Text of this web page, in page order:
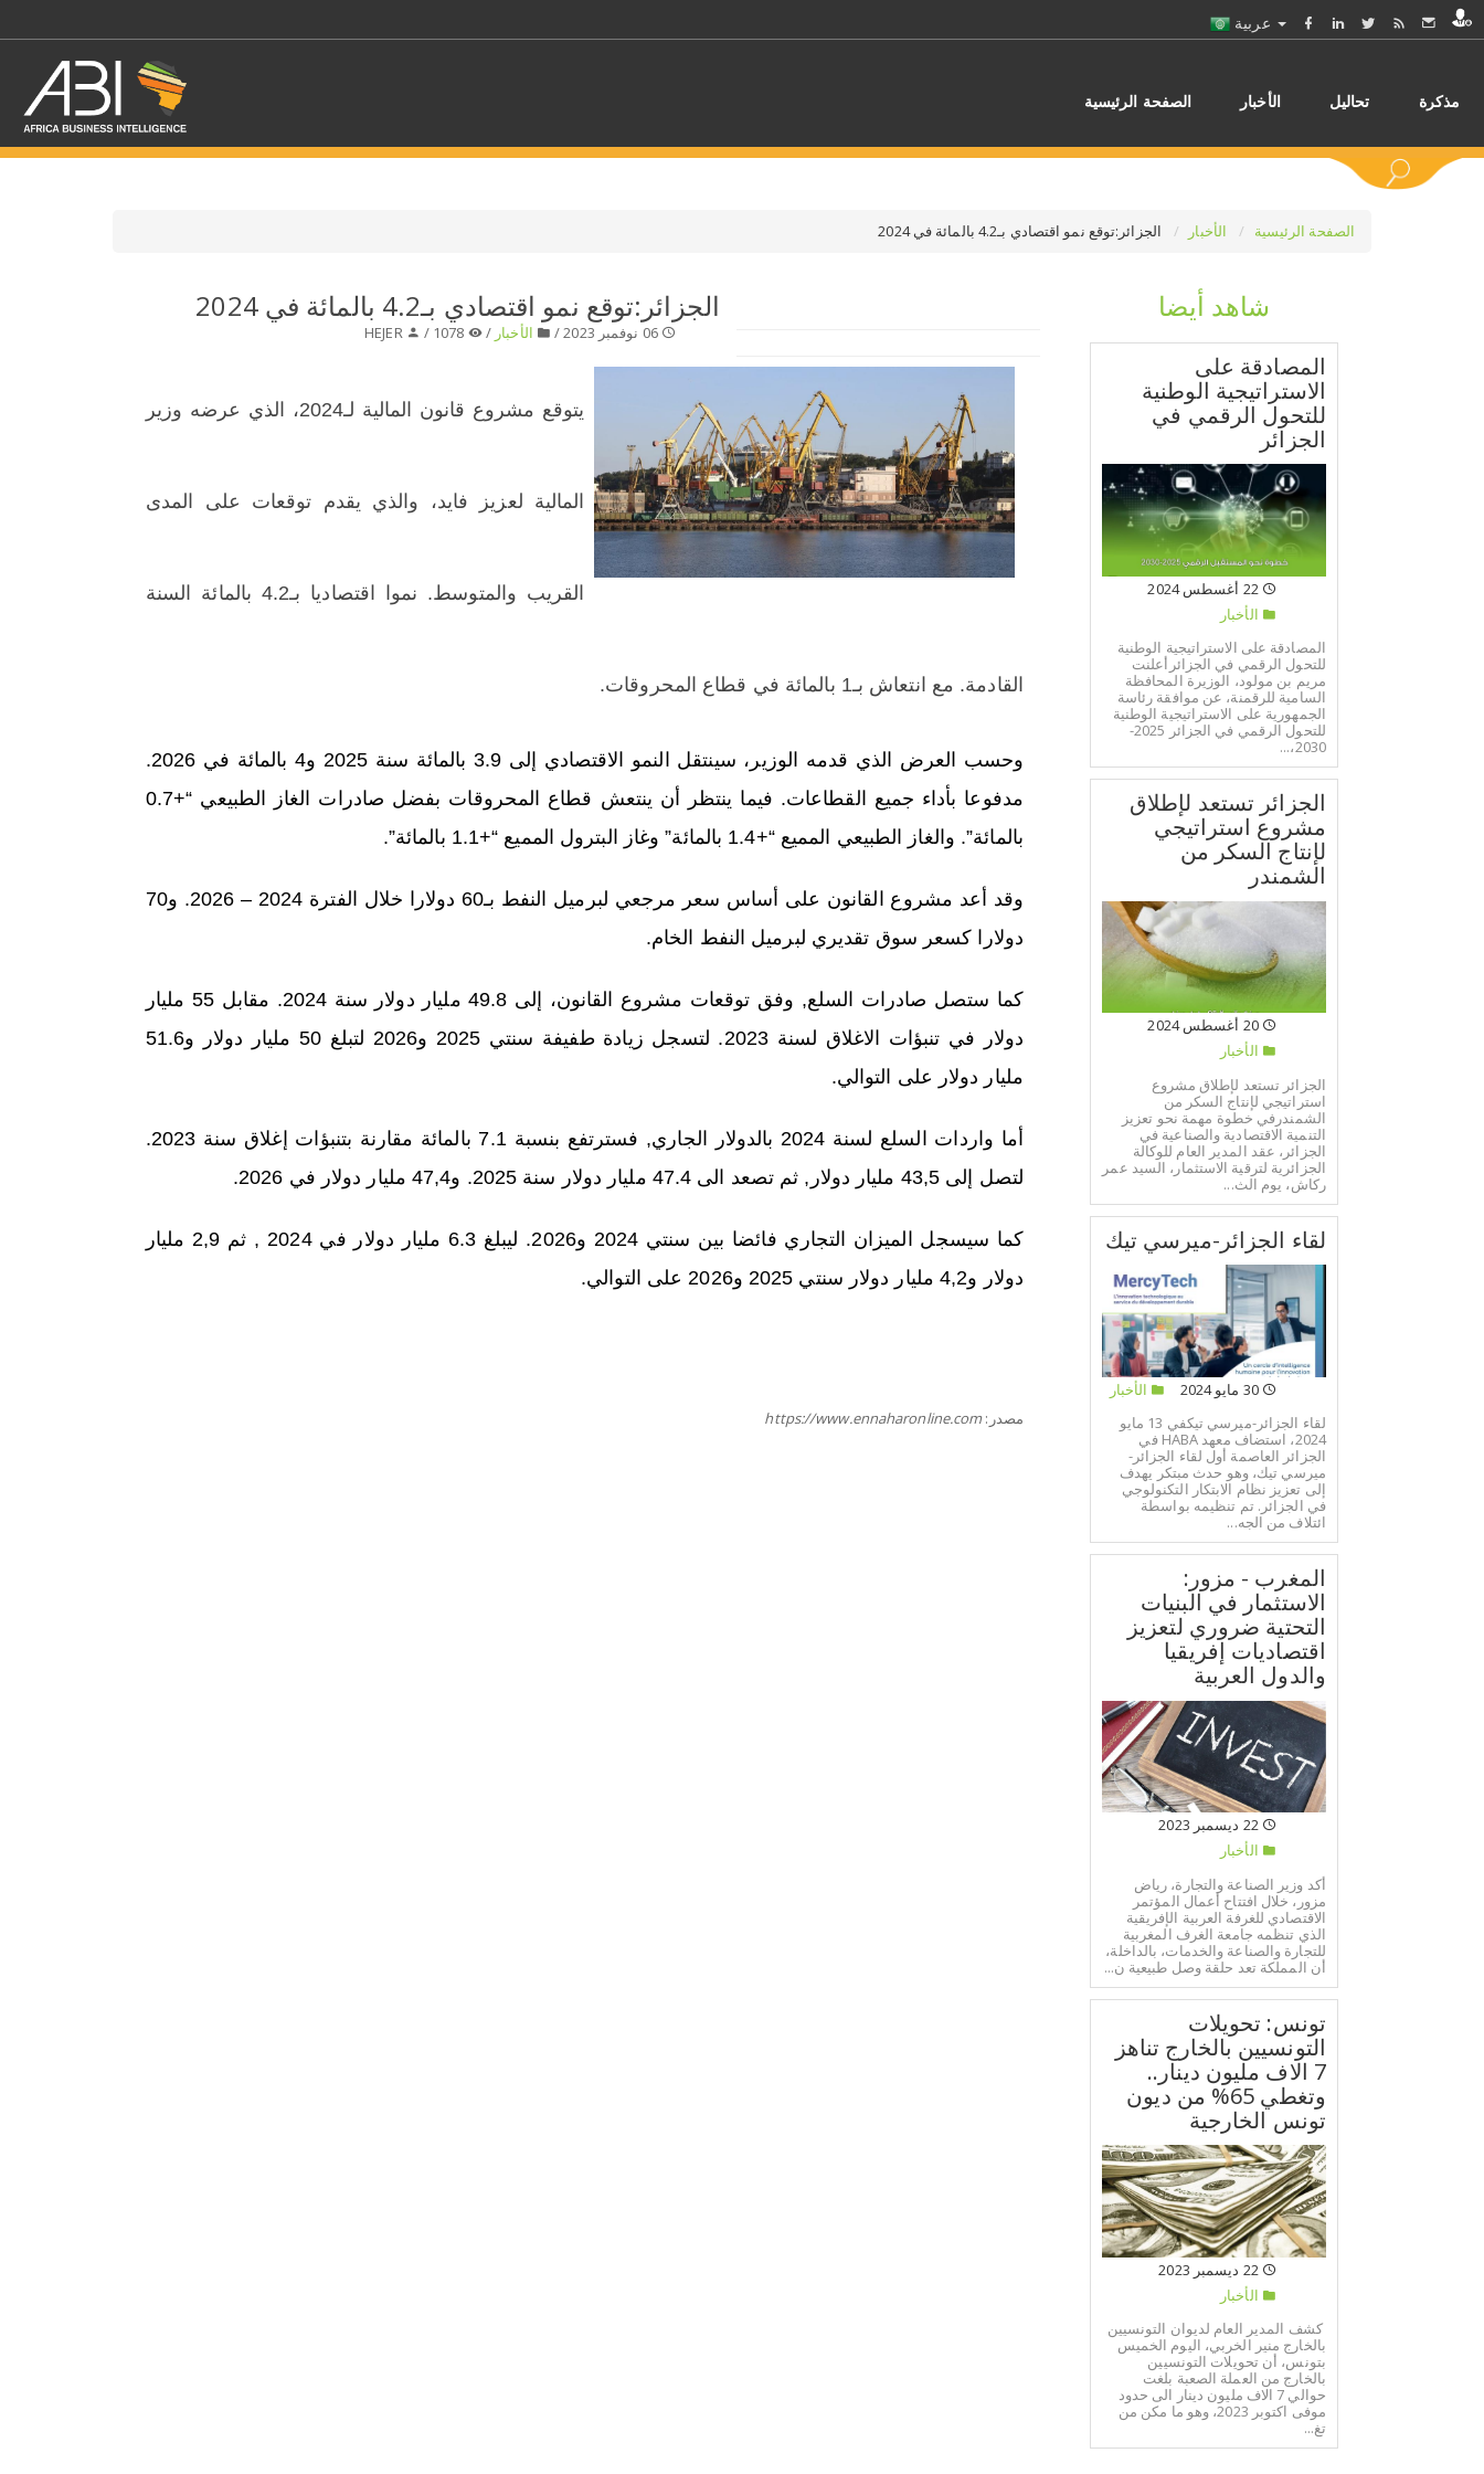
الصفحة الرئيسية الأخبار تحاليل مذكرة
اختر قطاع / القطاعات
حدد الفرع
الصفحة الرئيسية الأخبار الجزائر:توقع نمو اقتصادي بـ4.2 بالمائة في 2024
الجزائر:توقع نمو اقتصادي بـ4.2 بالمائة في 2024
06 نوفمبر 2023 / الأخبار /
يتوقع مشروع قانون المالية لـ2024، الذي عرضه وزير
المالية لعزيز فايد، والذي يقدم توقعات على المدى
القريب والمتوسط. نموا اقتصاديا بـ4.2 بالمائة السنة
القادمة. مع انتعاش بـ1 بالمائة في قطاع المحروقات.
وحسب العرض الذي قدمه الوزير، سينتقل النمو الاقتصادي إلى 3.9 بالمائة سنة 2025 و4 بالمائة في 2026.
مدفوعا بأداء جميع القطاعات. فيما ينتظر أن ينتعش قطاع المحروقات بفضل صادرات الغاز الطبيعي “+0.7
بالمائة”. والغاز الطبيعي المميع “+1.4 بالمائة” وغاز البترول المميع “+1.1 بالمائة”.
وقد أعد مشروع القانون على أساس سعر مرجعي لبرميل النفط بـ60 دولارا خلال الفترة 2024 – 2026. و70
دولارا كسعر سوق تقديري لبرميل النفط الخام.
كما ستصل صادرات السلع, وفق توقعات مشروع القانون، إلى 49.8 مليار دولار سنة 2024. مقابل 55 مليار
دولار في تنبؤات الاغلاق لسنة 2023. لتسجل زيادة طفيفة سنتي 2025 و2026 لتبلغ 50 مليار دولار و51.6
مليار دولار على التوالي.
أما واردات السلع لسنة 2024 بالدولار الجاري, فسترتفع بنسبة 7.1 بالمائة مقارنة بتنبؤات إغلاق سنة 2023.
لتصل إلى 43,5 مليار دولار, ثم تصعد الى 47.4 مليار دولار سنة 2025. و47,4 مليار دولار في 2026.
كما سيسجل الميزان التجاري فائضا بين سنتي 2024 و2026. ليبلغ 6.3 مليار دولار في 2024 , ثم 2,9 مليار
دولار و4,2 مليار دولار سنتي 2025 و2026 على التوالي.
مصدر:https://www.ennaharonline.com
شاهد أيضا
المصادقة على
الاستراتيجية الوطنية
للتحول الرقمي في
الجزائر
22 أغسطس 2024
الأخبار
المصادقة على الاستراتيجية الوطنية
للتحول الرقمي في الجزائرأعلنت
مريم بن مولود، الوزيرة المحافظة
السامية للرقمنة، عن موافقة رئاسة
الجمهورية على الاستراتيجية الوطنية
للتحول الرقمي في الجزائر 2025-
2030،...
الجزائر تستعد لإطلاق
مشروع استراتيجي
لإنتاج السكر من
الشمندر
20 أغسطس 2024
الأخبار
الجزائر تستعد لإطلاق مشروع
استراتيجي لإنتاج السكر من
الشمندرفي خطوة مهمة نحو تعزيز
التنمية الاقتصادية والصناعية في
الجزائر، عقد المدير العام للوكالة
الجزائرية لترقية الاستثمار، السيد عمر
ركاش، يوم الث...
لقاء الجزائر-ميرسي تيك
30 مايو 2024
الأخبار
لقاء الجزائر-ميرسي تيكفي 13 مايو
2024، استضاف معهد HABA في
الجزائر العاصمة أول لقاء الجزائر-
ميرسي تيك، وهو حدث مبتكر يهدف
إلى تعزيز نظام الابتكار التكنولوجي
في الجزائر. تم تنظيمه بواسطة
ائتلاف من الجه...
المغرب - مزور:
الاستثمار في البنيات
التحتية ضروري لتعزيز
اقتصاديات إفريقيا
والدول العربية
22 ديسمبر 2023
الأخبار
أكد وزير الصناعة والتجارة، رياض
مزور، خلال افتتاح أعمال المؤتمر
الاقتصادي للغرفة العربية الإفريقية
الذي تنظمه جامعة الغرف المغربية
للتجارة والصناعة والخدمات، بالداخلة،
أن المملكة تعد حلقة وصل طبيعية ن...
تونس: تحويلات
التونسيين بالخارج تناهز
7 الاف مليون دينار..
وتغطي 65% من ديون
تونس الخارجية
22 ديسمبر 2023
الأخبار
كشف المدير العام لديوان التونسيين
بالخارج منير الخربي، اليوم الخميس
بتونس، أن تحويلات التونسيين
بالخارج من العملة الصعبة بلغت
حوالي 7 الاف مليون دينار الى حدود
موفى اكتوبر 2023، وهو ما مكن من
تغ...